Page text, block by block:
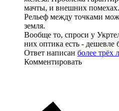
мачты, и внешних помехах.
Рельеф между точками
земля.
Вообще то, спроси у
них оптика есть - дешевле
Ответ написан более трёх
Комментировать